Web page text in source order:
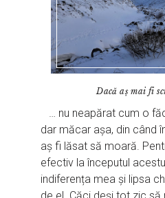
Dacă aș mai fi
… nu neapărat cum o
dar măcar așa, din când
aș fi lăsat să moară.
efectiv la începutul
indiferența mea și lipsa
de el. Căci deși tot zic să